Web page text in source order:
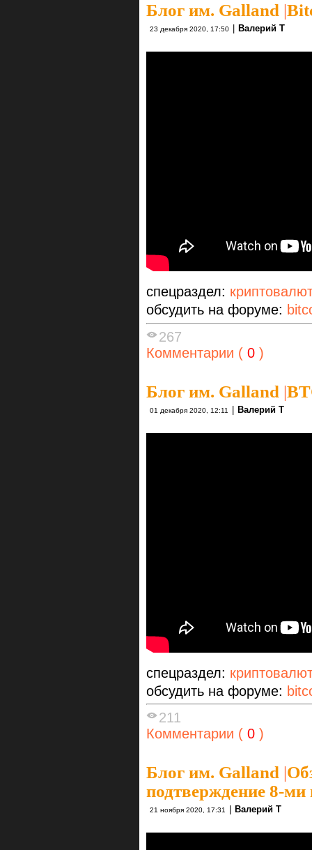
Блог им. Galland |
23 декабря 2020, 17:50 Валерий Т
спецраздел:
обсудить на форуме:
267
Комментарии ( 0 )
Блог им. Galland |
01 декабря 2020, 12:11 | Валерий Т
спецраздел:
обсудить на форуме:
211
Комментарии ( 0 )
Блог им. Galland |
подтверждение 8-ми
21 ноября 2020, 17:31 Валерий Т